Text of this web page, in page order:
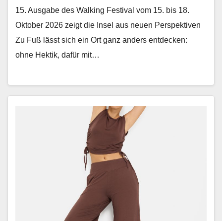
15. Ausgabe des Walking Festival vom 15. bis 18.
Oktober 2026 zeigt die Insel aus neuen Perspektiven
Zu Fuß lässt sich ein Ort ganz anders ent­deck­en:
ohne Hek­tik, dafür mit…